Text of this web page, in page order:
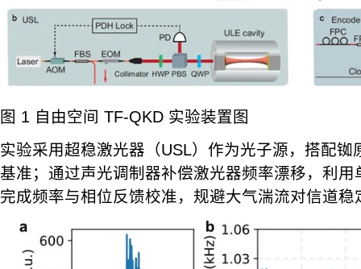
图 1 自由空间 TF-QKD 实验装置图
实验采用超稳激光器（USL）作为光子源，搭配铷
基准；通过声光调制器补偿激光器频率漂移，利
完成频率与相位反馈校准，规避大气湍流对信道稳